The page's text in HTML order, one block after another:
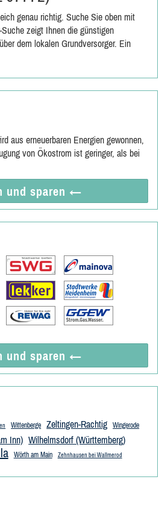
genau richtig. Suche Sie oben mit
zeigt Ihnen die günstigen
dem lokalen Grundversorger. Ein
aus erneuerbaren Energien gewonnen,
von Ökostrom ist geringer, als bei
und sparen ←
und sparen ←
Wittenberge Zeltingen-Rachtig Wingerode
Inn) Wilhelmsdorf (Württemberg)
Wörth am Main Zehnhausen bei Wallmerod